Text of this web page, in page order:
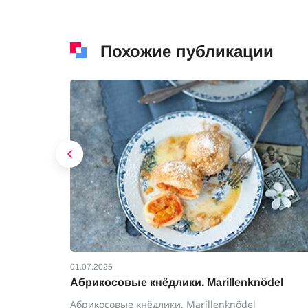
Похожие публикации
01.07.2025
Абрикосовые кнёдлики. Marillenknödel
Абрикосовые кнёдлики. Marillenknödel